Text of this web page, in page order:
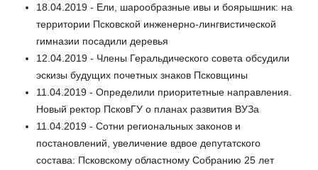
18.04.2019 - Ели, шарообразные ивы и боярышник: на
территории Псковской инженерно-лингвистической
гимназии посадили деревья
12.04.2019 - Члены Геральдического совета обсудили
эскизы будущих почетных знаков Псковщины
11.04.2019 - Определили приоритетные направления.
Новый ректор ПсковГУ о планах развития ВУЗа
11.04.2019 - Сотни региональных законов и
постановлений, увеличение вдвое депутатского
состава: Псковскому областному Собранию 25 лет